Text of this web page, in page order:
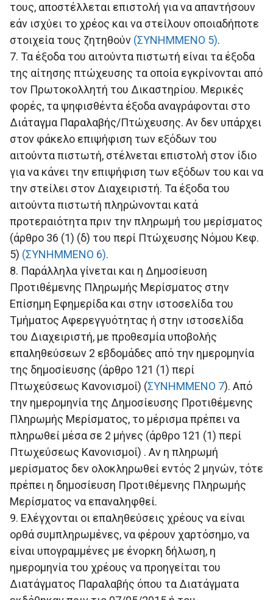
τους, αποστέλλεται επιστολή για να απαντήσουν
εάν ισχύει το χρέος και να στείλουν οποιαδήποτε
στοιχεία τους ζητηθούν (ΣΥΝΗΜΜΕΝΟ 5).
7. Τα έξοδα του αιτούντα πιστωτή είναι τα έξοδα
της αίτησης πτώχευσης τα οποία εγκρίνονται από
τον Πρωτοκολλητή του Δικαστηρίου. Μερικές
φορές, τα ψηφισθέντα έξοδα αναγράφονται στο
Διάταγμα Παραλαβής/Πτώχευσης. Αν δεν υπάρχει
στον φάκελο επιψήφιση των εξόδων του
αιτούντα πιστωτή, στέλνεται επιστολή στον ίδιο
για να κάνει την επιψήφιση των εξόδων του και να
την στείλει στον Διαχειριστή. Τα έξοδα του
αιτούντα πιστωτή πληρώνονται κατά
προτεραιότητα πριν την πληρωμή του μερίσματος
(άρθρο 36 (1) (δ) του περί Πτώχευσης Νόμου Κεφ.
5) (ΣΥΝΗΜΜΕΝΟ 6).
8. Παράλληλα γίνεται και η Δημοσίευση
Προτιθέμενης Πληρωμής Μερίσματος στην
Επίσημη Εφημερίδα και στην ιστοσελίδα του
Τμήματος Αφερεγγυότητας ή στην ιστοσελίδα
του Διαχειριστή, με προθεσμία υποβολής
επαληθεύσεων 2 εβδομάδες από την ημερομηνία
της δημοσίευσης (άρθρο 121 (1) περί
Πτωχεύσεως Κανονισμοί) (ΣΥΝΗΜΜΕΝΟ 7). Από
την ημερομηνία της Δημοσίευσης Προτιθέμενης
Πληρωμής Μερίσματος, το μέρισμα πρέπει να
πληρωθεί μέσα σε 2 μήνες (άρθρο 121 (1) περί
Πτωχεύσεως Κανονισμοί) . Αν η πληρωμή
μερίσματος δεν ολοκληρωθεί εντός 2 μηνών, τότε
πρέπει η δημοσίευση Προτιθέμενης Πληρωμής
Μερίσματος να επαναληφθεί.
9. Ελέγχονται οι επαληθεύσεις χρέους να είναι
ορθά συμπληρωμένες, να φέρουν χαρτόσημο, να
είναι υπογραμμένες με ένορκη δήλωση, η
ημερομηνία του χρέους να προηγείται του
Διατάγματος Παραλαβής όπου τα Διατάγματα